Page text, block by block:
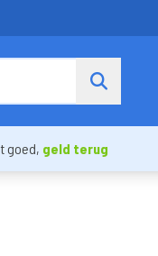
goed, geld terug